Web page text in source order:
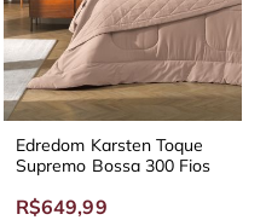
Edredom Karsten Toque
Supremo Bossa 300 Fios
R$649,99